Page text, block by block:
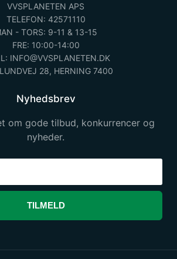
VVSPLANETEN APS
TELEFON: 42571110
- TORS: 9-11 & 13-15
FRE: 10:00-14:00
INFO@VVSPLANETEN.DK
28, HERNING 7400
Nyhedsbrev
om gode tilbud, konkurrencer og
nyheder.
TILMELD